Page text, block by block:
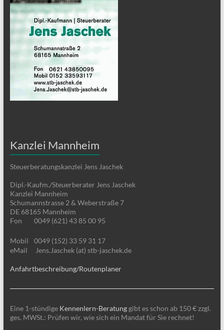
Kanzlei Mannheim
Steuerberatungskanzlei Jens Jaschek
Dipl.-Kaufm./Steuerberater Jens Jaschek
Kanzlei Mannheim
Schumannstrasse 2 & Weberstraße 7
DE 68165 Mannheim
Fon
0049 (621) 43 85 00 95
Mobil
0049 (152) 33 59 31 17
eMail
Jens.Jaschek (at) stb-jaschek.de
Anfahrtbeschreibung/Routenplaner
Eine 1-stündige Kennenlern-Beratunggibt es schon ab 150 € zzgl.
ges. MWSt.: Prüfen wir, wie sich ein Mandat für Sie rechnet!